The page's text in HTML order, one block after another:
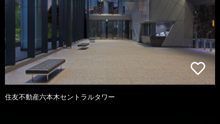
住友不動産六本木セントラルタワー